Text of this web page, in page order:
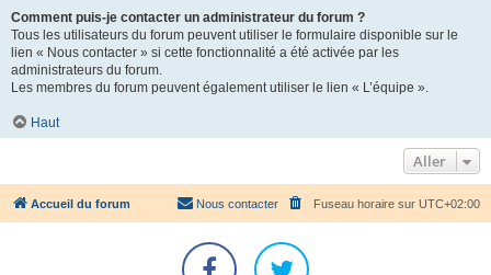
Comment puis-je contacter un administrateur du forum ?
Tous les utilisateurs du forum peuvent utiliser le formulaire disponible sur le
lien « Nous contacter » si cette fonctionnalité a été activée par les
administrateurs du forum.
Les membres du forum peuvent également utiliser le lien « L’équipe ».
Haut
Aller
Accueil du forum Fuseau horaire sur UTC+02:00
Nous contacter